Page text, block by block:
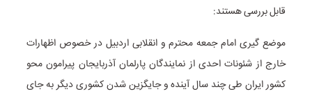
قابل بررسی هستند:
موضع گیری امام جمعه محترم و انقلابی اردبیل در خصوص اظهارات
خارج از شئونات احدی از نمایندگان پارلمان آذربایجان پیرامون محو
کشور ایران طی چند سال آینده و جایگزین شدن کشوری دیگر به جای